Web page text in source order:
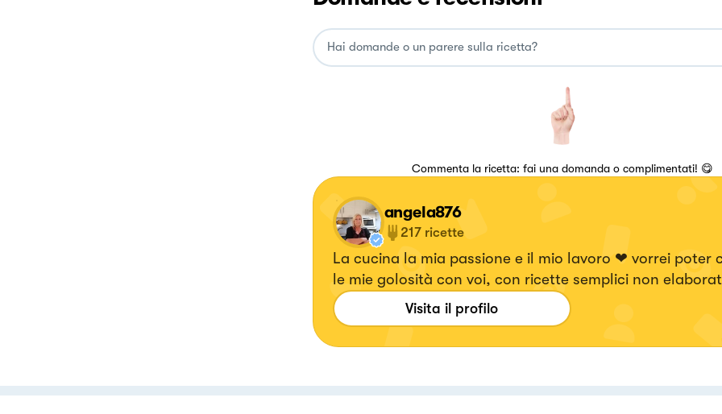
Commenta la ricetta: fai una domanda o complimentati! 😋
angela876
217 ricette
La cucina la mia passione e il mio lavoro ❤ vorrei poter
le mie golosità con voi, con ricette semplici non
pochi passaggi ma che riusciranno a deliziare il vostro
piace molto cucinare piatti e farli diventare oltre che
belli da vedere. Mi piace cucinare un po' tutto, però la
lascerete e vi aspetto numerosi..❤️
Visita il profilo